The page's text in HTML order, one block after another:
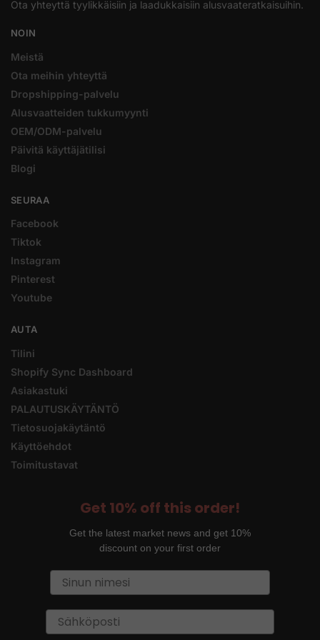
Ota yhteyttä tyylikkäisiin ja laadukkaisiin alusvaateratkaisuihin.
NOIN
Meistä
Ota meihin yhteyttä
Dropshipping-palvelu
Alusvaatteiden tukkumyynti
OEM/ODM-palvelu
Päivitä käyttäjätilisi
Blogi
SEURAA
Facebook
Tiktok
Instagram
Pinterest
Youtube
AUTA
Tilini
Shopify Sync Dashboard
Asiakastuki
PALAUTUSKÄYTÄNTÖ
Tietosuojakäytäntö
Käyttöehdot
Toimitustavat
Get 10% off this order!
Get the latest market news and get 10%
discount on your first order